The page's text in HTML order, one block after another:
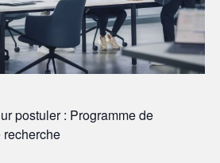
postuler : Programme de